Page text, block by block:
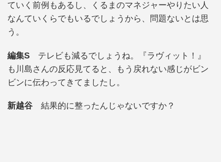
ていく前例もあるし、くるまのマネジャーやりたい人
なんていくらでもいるでしょうから、問題ないとは思
う。
編集S テレビも減るでしょうね。『ラヴィット！』
も川島さんの反応見てると、もう戻れない感じがビン
ビンに伝わってきてましたし。
新越谷 結果的に整ったんじゃないですか？